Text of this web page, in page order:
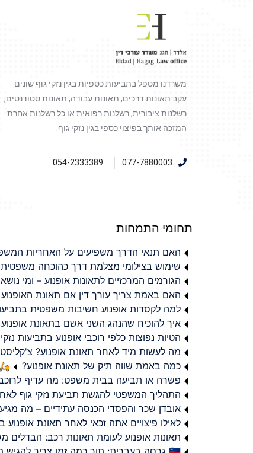
משרדנו מטפל בתביעות כספיות בגין נזקי גוף שונים
עקב תאונות דרכים, תאונות עבודה, תאונות סטודנטים,
רשלנות ציבורית, רשלנות רפואית או כל רשלנות אחרת
המזכה אותך בפיצוי כספי בגין נזקי גוף.
077-7880003
054-2333389
תחומי התמחות
האם תנאי הדרך משפיעים על האחריות
שימוש בצילומי מצלמת דרך כהוכחה
הגורמים המרכזיים לתאונות אופנוע – ומי
האם באמת צריך עורך דין אם תאונת
למה לקסדות אופנוע חשיבות משפטית בתביעות
איך להוכיח שהנהג השני אשם בתאונת אופנוע
הטיות נפוצות כלפי רוכבי אופנוע בתביעות
מה לעשות מיד לאחר תאונת אופנוע?
כמה באמת שווה תיק של תאונת אופנוע?
פשרה או תביעה בבית משפט: מה עדיף
התהליך המשפטי להגשת תביעת נזקי גוף
אובדן שכר והפסדי הכנסה עתידיים – מה
לאילו פיצויים אתה זכאי לאחר תאונת אופנוע
תאונות אופנוע לעומת תאונות רכב: הבדלים